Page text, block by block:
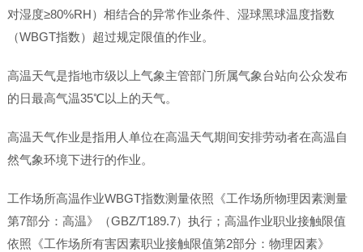
对湿度≥80%RH）相结合的异常作业条件、湿球黑球温度指数
（WBGT指数）超过规定限值的作业。
高温天气是指地市级以上气象主管部门所属气象台站向公众发布
的日最高气温35℃以上的天气。
高温天气作业是指用人单位在高温天气期间安排劳动者在高温自
然气象环境下进行的作业。
工作场所高温作业WBGT指数测量依照《工作场所物理因素测量
第7部分：高温》（GBZ/T189.7）执行；高温作业职业接触限值
依照《工作场所有害因素职业接触限值第2部分：物理因素》